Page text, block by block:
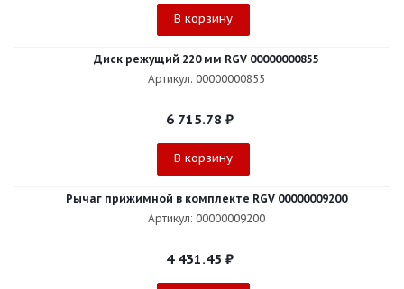
В корзину
Диск режущий 220 мм RGV 00000000855
Артикул: 00000000855
6 715.78 ₽
В корзину
Рычаг прижимной в комплекте RGV 00000009200
Артикул: 00000009200
4 431.45 ₽